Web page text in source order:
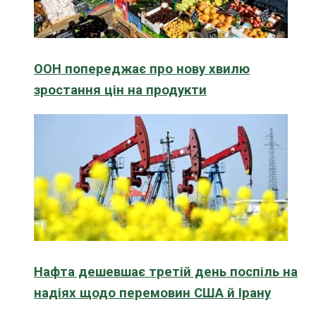
ООН попереджає про нову хвилю
зростання цін на продукти
Нафта дешевшає третій день поспіль на
надіях щодо перемовин США й Ірану